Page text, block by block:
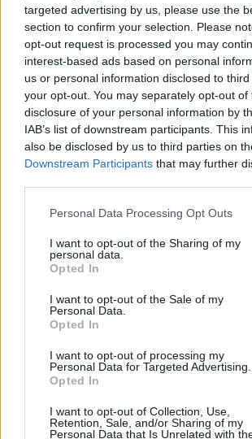
targeted advertising by us, please use the
section to confirm your selection. Please
opt-out request is processed you may
interest-based ads based on personal
us or personal information disclosed to
your opt-out. You may separately opt-out of
disclosure of your personal information by
IAB’s list of downstream participants. This
also be disclosed by us to third parties on
Downstream Participants that may further
Please note that this website/app uses one
not limited to your visit or usage behaviour.
grant or deny consent to Google and its
use your data for below specified purposes
consent section.
Personal Data Processing Opt Outs
I want to opt-out of the Sharing of my
personal data.
Opted In
I want to opt-out of the Sale of my
Personal Data.
Opted In
I want to opt-out of processing my
Personal Data for Targeted Advertising.
Opted In
I want to opt-out of Collection, Use,
Retention, Sale, and/or Sharing of my
Personal Data that Is Unrelated with
Από το Δίκτυο
Ποιοι δικαιούνται σύνταξη 409 ευρώ